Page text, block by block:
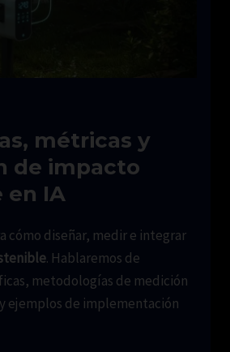
métricas y
de impacto
en IA
cómo diseñar, medir e integrar
. Hablaremos de
metodologías de medición
ejemplos de implementación